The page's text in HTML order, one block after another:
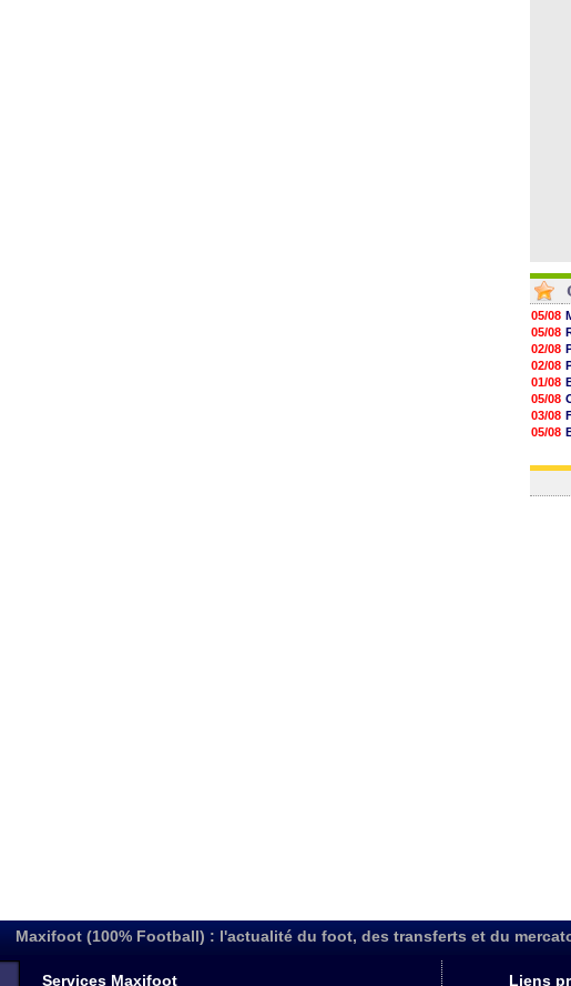
05/08
05/08
02/08
02/08
01/08
05/08
03/08
05/08
03/08
Maxifoot (100% Football) : l'actualité du foot, des transferts et du
Services Maxifoot Liens